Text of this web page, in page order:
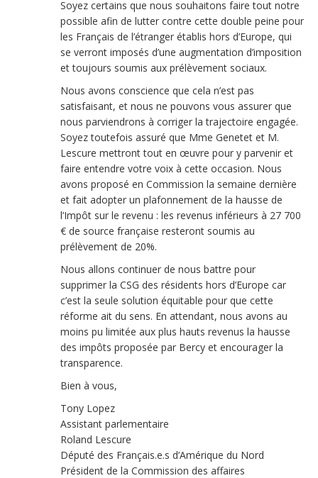
Soyez certains que nous souhaitons faire tout notre
possible afin de lutter contre cette double peine pour
les Français de l’étranger établis hors d’Europe, qui
se verront imposés d’une augmentation d’imposition
et toujours soumis aux prélèvement sociaux.
Nous avons conscience que cela n’est pas
satisfaisant, et nous ne pouvons vous assurer que
nous parviendrons à corriger la trajectoire engagée.
Soyez toutefois assuré que Mme Genetet et M.
Lescure mettront tout en œuvre pour y parvenir et
faire entendre votre voix à cette occasion. Nous
avons proposé en Commission la semaine dernière
et fait adopter un plafonnement de la hausse de
l’Impôt sur le revenu : les revenus inférieurs à 27 700
€ de source française resteront soumis au
prélèvement de 20%.
Nous allons continuer de nous battre pour
supprimer la CSG des résidents hors d’Europe car
c’est la seule solution équitable pour que cette
réforme ait du sens. En attendant, nous avons au
moins pu limitée aux plus hauts revenus la hausse
des impôts proposée par Bercy et encourager la
transparence.
Bien à vous,
Tony Lopez
Assistant parlementaire
Roland Lescure
Député des Français.e.s d’Amérique du Nord
Président de la Commission des affaires